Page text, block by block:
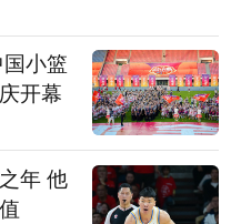
小篮
开幕
年 他